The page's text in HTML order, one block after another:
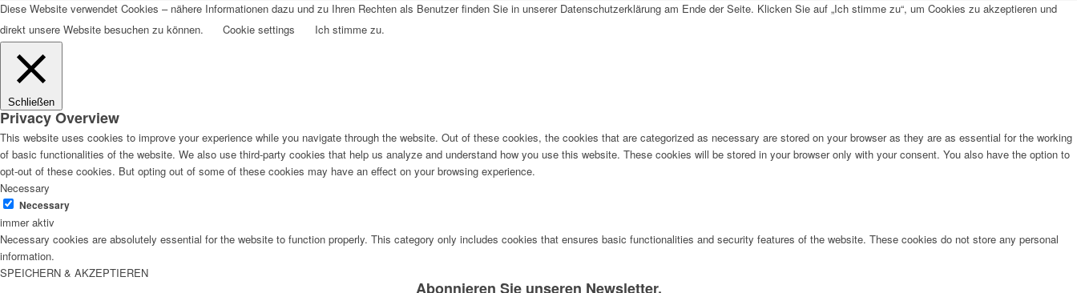
Diese Website verwendet Cookies – nähere Informationen dazu und zu Ihren Rechten als Benutzer finden Sie in unserer Datenschutzerklärung am Ende der Seite. Klicken Sie auf „Ich stimme zu“, um Cookies zu akzeptieren und
direkt unsere Website besuchen zu können.
Cookie settings Ich stimme zu.
Schließen
Privacy Overview
This website uses cookies to improve your experience while you navigate through the website. Out of these cookies, the cookies that are categorized as necessary are stored on your browser as they are as essential for the working
of basic functionalities of the website. We also use third-party cookies that help us analyze and understand how you use this website. These cookies will be stored in your browser only with your consent. You also have the option to
opt-out of these cookies. But opting out of some of these cookies may have an effect on your browsing experience.
Necessary
Necessary
immer aktiv
Necessary cookies are absolutely essential for the website to function properly. This category only includes cookies that ensures basic functionalities and security features of the website. These cookies do not store any personal
information.
SPEICHERN & AKZEPTIEREN
Abonnieren Sie unseren Newsletter.